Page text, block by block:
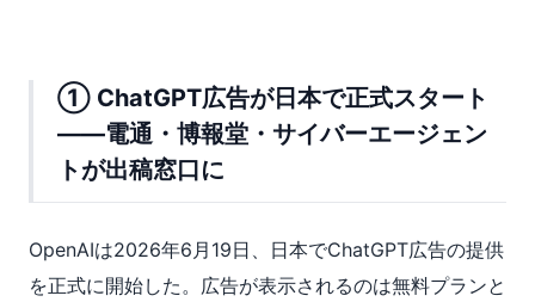
① ChatGPT広告が日本で正式スタート
——電通・博報堂・サイバーエージェン
トが出稿窓口に
OpenAIは2026年6月19日、日本でChatGPT広告の提供
を正式に開始した。広告が表示されるのは無料プランと